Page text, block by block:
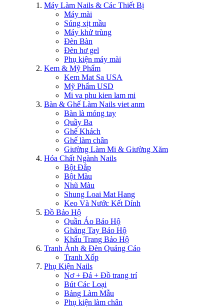
Máy Làm Nails & Các Thiết Bị
Máy mài
Súng xịt mầu
Máy khử trùng
Đèn Bàn
Đèn hơ gel
Phụ kiện máy mài
Kem & Mỹ Phẩm
Kem Mat Sa USA
Mỹ Phẩm USD
Mi va phu kien lam mi
Bàn & Ghế Làm Nails viet anm
Bàn là móng tay
Quầy Ba
Ghế Khách
Ghế làm chân
Giường Làm Mi & Giường Xăm
Hóa Chất Ngành Nails
Bột Đắp
Bột Màu
Nhũ Màu
Shung Loai Mat Hang
Keo Và Nước Kết Dính
Đồ Bảo Hộ
Quần Áo Bảo Hộ
Ghăng Tay Bảo Hộ
Khẩu Trang Bảo Hộ
Tranh Ảnh & Đèn Quảng Cáo
Tranh Xốp
Phụ Kiện Nails
Nơ + Đá + Đồ trang trí
Bút Các Loại
Bảng Làm Mẫu
Phụ kiện làm chân